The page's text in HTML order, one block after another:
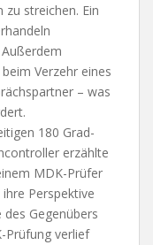
streichen. Ein
Verzehr eines
– was
180 Grad-
erzählte
MDK-Prüfer
Perspektive
Gegenübers
Prüfung verlief